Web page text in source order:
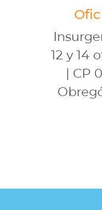
12 y 14
| CP